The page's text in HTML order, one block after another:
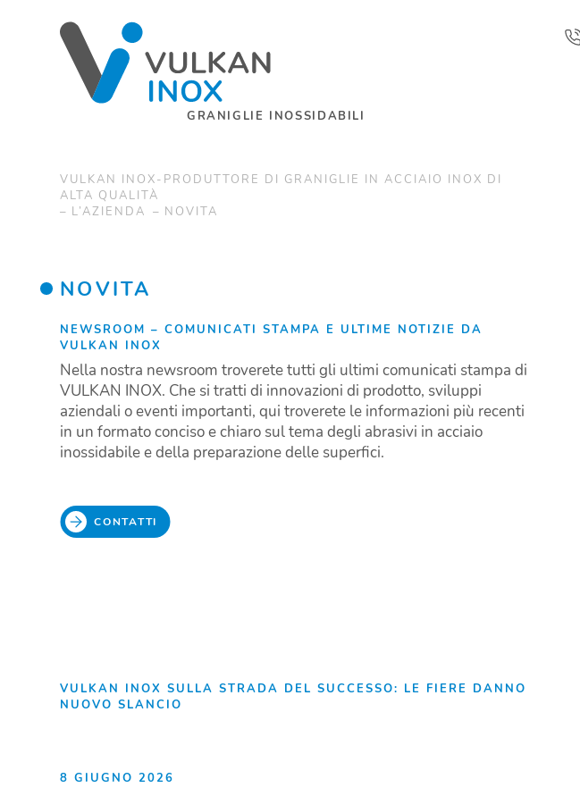
GRANIGLIE INOSSIDABILI
VULKAN INOX-PRODUTTORE DI GRANIGLIE IN ACCIAIO INOX DI
ALTA QUALITÀ
L’AZIENDA
NOVITA
NOVITA
NEWSROOM – COMUNICATI STAMPA E ULTIME NOTIZIE DA
VULKAN INOX
Nella nostra newsroom troverete tutti gli ultimi comunicati stampa di
VULKAN INOX. Che si tratti di innovazioni di prodotto, sviluppi
aziendali o eventi importanti, qui troverete le informazioni più recenti
in un formato conciso e chiaro sul tema degli abrasivi in acciaio
inossidabile e della preparazione delle superfici.
CONTATTI
VULKAN INOX SULLA STRADA DEL SUCCESSO: LE FIERE DANNO
NUOVO SLANCIO
8 GIUGNO 2026